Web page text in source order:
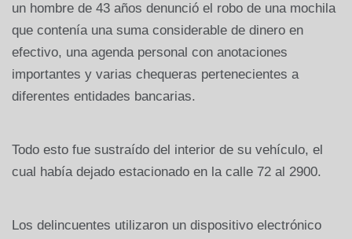
un hombre de 43 años denunció el robo de una mochila
que contenía una suma considerable de dinero en
efectivo, una agenda personal con anotaciones
importantes y varias chequeras pertenecientes a
diferentes entidades bancarias.
Todo esto fue sustraído del interior de su vehículo, el
cual había dejado estacionado en la calle 72 al 2900.
Los delincuentes utilizaron un dispositivo electrónico